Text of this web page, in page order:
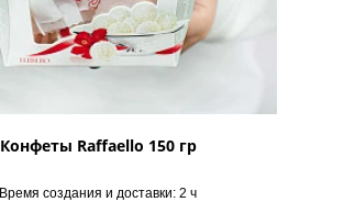
Конфеты Raffaello 150 гр
Время создания и доставки: 2 ч